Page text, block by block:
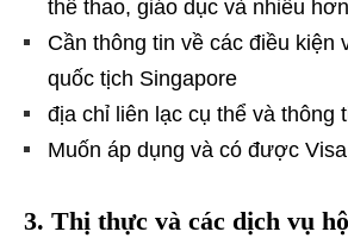
thể thao, giáo dục và nhiều
Cần thông tin về các điều kiện
quốc tịch Singapore
địa chỉ liên lạc cụ thể và thông
Muốn áp dụng và có được
3. Thị thực và các dịch vụ